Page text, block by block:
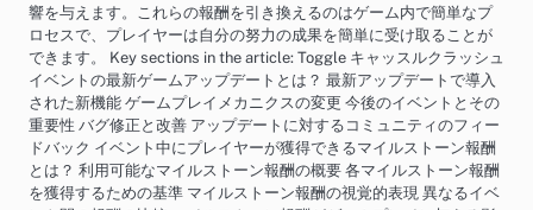
響を与えます。これらの報酬を引き換えるのはゲーム内で簡単なプ
ロセスで、プレイヤーは自分の努力の成果を簡単に受け取ることが
できます。 Key sections in the article: Toggle キャッスルクラッシュ
イベントの最新ゲームアップデートとは？ 最新アップデートで導入
された新機能 ゲームプレイメカニクスの変更 今後のイベントとその
重要性 バグ修正と改善 アップデートに対するコミュニティのフィー
ドバック イベント中にプレイヤーが獲得できるマイルストーン報酬
とは？ 利用可能なマイルストーン報酬の概要 各マイルストーン報酬
を獲得するための基準 マイルストーン報酬の視覚的表現 異なるイベ